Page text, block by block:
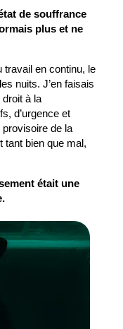
de souffrance
plus et ne
travail en continu, le
nuits. J’en faisais
à la
d’urgence et
de la
tant bien que mal,
était une